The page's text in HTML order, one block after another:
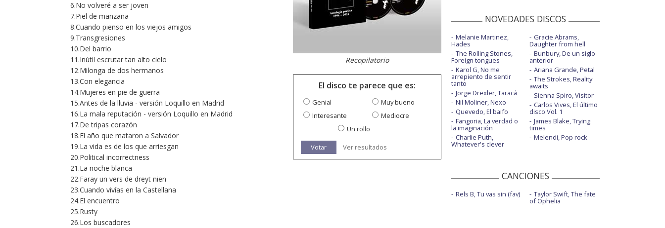
6.No volveré a ser joven
7.Piel de manzana
8.Cuando pienso en los viejos amigos
9.Transgresiones
10.Del barrio
11.Inútil escrutar tan alto cielo
12.Milonga de dos hermanos
13.Con elegancia
14.Mujeres en pie de guerra
15.Antes de la lluvia - versión Loquillo en Madrid
16.La mala reputación - versión Loquillo en Madrid
17.De tripas corazón
18.El año que mataron a Salvador
19.La vida es de los que arriesgan
20.Political incorrectness
21.La noche blanca
22.Faray un vers de dreyt nien
23.Cuando vivías en la Castellana
24.El encuentro
25.Rusty
26.Los buscadores
Recopilatorio
El disco te parece que es:
Genial
Muy bueno
Interesante
Mediocre
Un rollo
Votar Ver resultados
NOVEDADES DISCOS
Melanie Martinez,
Hades
The Rolling Stones,
Foreign tongues
Karol G, No me
arrepiento de sentir
tanto
Jorge Drexler, Taracá
Nil Moliner, Nexo
Quevedo, El baifo
Fangoria, La verdad o
la imaginación
Charlie Puth,
Whatever's clever
Gracie Abrams,
Daughter from hell
Bunbury, De un siglo
anterior
Ariana Grande, Petal
The Strokes, Reality
awaits
Sienna Spiro, Visitor
Carlos Vives, El último
disco Vol. 1
James Blake, Trying
times
Melendi, Pop rock
CANCIONES
Rels B, Tu vas sin (fav) Taylor Swift, The fate
of Ophelia